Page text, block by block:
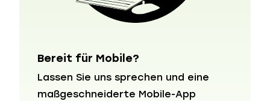
Bereit für Mobile?
Lassen Sie uns sprechen und eine
maßgeschneiderte Mobile-App